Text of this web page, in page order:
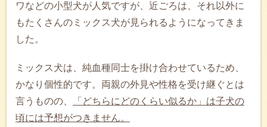
ワなどの小型犬が人気ですが、近ごろは、それ以外に
もたくさんのミックス犬が見られるようになってきま
した。
ミックス犬は、純血種同士を掛け合わせているため、
かなり個性的です。両親の外見や性格を受け継ぐとは
言うものの、
「どちらにどのくらい似るか」は子犬の
頃には予想がつきません。